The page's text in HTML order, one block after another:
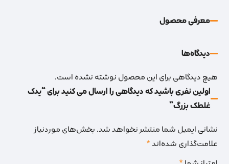
معرفی محصول
دیدگاه‌‌ها
هیچ دیدگاهی برای این محصول نوشته نشده است.
اولین نفری باشید که دیدگاهی را ارسال می کنید برای “یدک
غلطک بزرگ”
نشانی ایمیل شما منتشر نخواهد شد.بخش‌های موردنیاز
علامت‌گذاری شده‌اند*